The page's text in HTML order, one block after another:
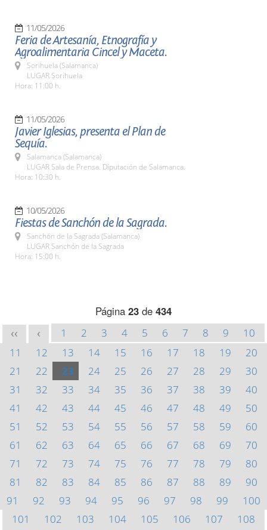
11/05/2026
Feria de Artesanía, Etnografía y
Agroalimentaria Cincel y Maceta.
Sorihuela (Salamanca)
LUGAR Sorihuela
Hora: 11:00 h.
11/05/2026
Javier Iglesias, presenta el Plan de
Sequía.
Salamanca (Salamanca)
LUGAR Sala de Prensa. Diputación de Salamanca.
Hora: 10:30 h.
10/05/2026
Fiestas de Sanchón de la Sagrada.
Sanchón de la Sagrada (Salamanca)
LUGAR Sanchón de la Sagrada
Hora: 15:00 h.
Página 23 de 434
<< < 1 2 3 4 5 6 7 8 9
10
11
12 13 14 15 16 17 18 19
20
21
22 23 24 25 26 27 28 29
30
31
32 33 34 35 36 37 38 39
40
41
42 43 44 45 46 47 48 49
50
51
52 53 54 55 56 57 58 59
60
61
62 63 64 65 66 67 68 69
70
71
72 73 74 75 76 77 78 79
80
81
82 83 84 85 86 87 88 89
90
91
92 93 94 95 96 97 98 99
100
101
102 103 104 105 106 107
108